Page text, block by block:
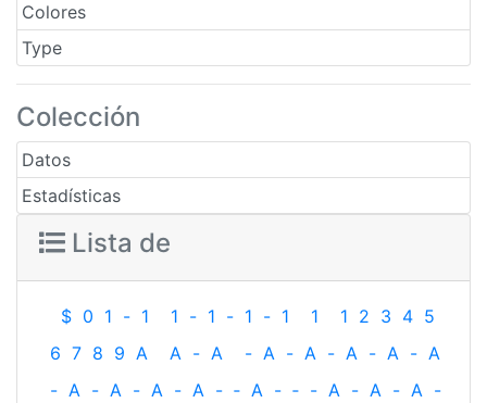
Colores
Type
Colección
Datos
Estadísticas
Lista de
$ 0 1 - 1 1 - 1 - 1 - 1 1 1 2 3 4 5
6 7 8 9 A A - A - A - A - A - A - A
- A - A - A - A - ‐ A - ‐ - A - A - A -